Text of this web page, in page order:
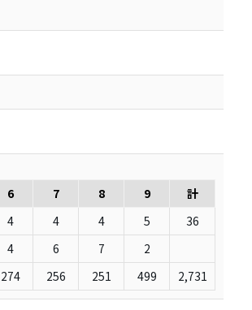
6 7 8 9
計
4 4 4 5
36
4 6 7
2
274 256 251 499 2,731